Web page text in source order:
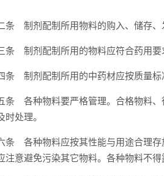
条 制剂配制所用物料的购入、储存、
条 制剂配制所用的物料应符合药用要
条 制剂配制所用的中药材应按质量标
条 各种物料要严格管理。合格物料
处理。
条 各种物料应按其性能与用途合理
注意避免污染其它物料。各种物料不得